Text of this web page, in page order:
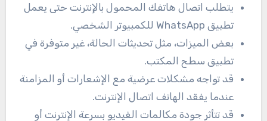
يتطلب اتصال هاتفك المحمول بالإنترنت حتى يعمل
تطبيق WhatsApp للكمبيوتر الشخصي.
بعض الميزات، مثل تحديثات الحالة، غير متوفرة في
تطبيق سطح المكتب.
قد تواجه مشكلات عرضية مع الإشعارات أو المزامنة
عندما يفقد الهاتف اتصال الإنترنت.
قد تتأثر جودة مكالمات الفيديو بسرعة الإنترنت أو